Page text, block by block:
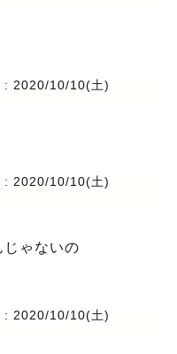
: 2020/10/10(土)
: 2020/10/10(土)
じゃないの
: 2020/10/10(土)